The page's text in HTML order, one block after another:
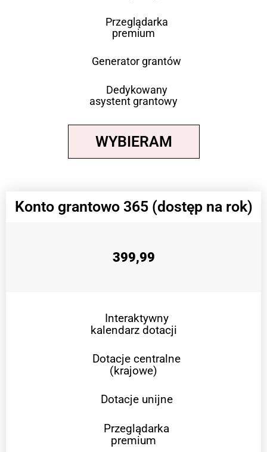
Przeglądarka
premium
Generator grantów
Dedykowany
asystent grantowy
WYBIERAM
Konto grantowo 365 (dostęp na rok)
399,99
Interaktywny
kalendarz dotacji
Dotacje centralne
(krajowe)
Dotacje unijne
Przeglądarka
premium